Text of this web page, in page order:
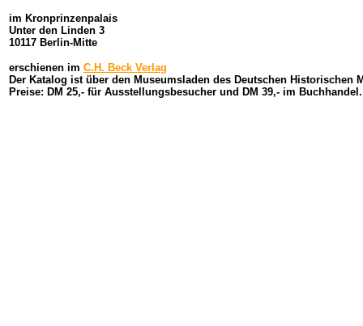
im Kronprinzenpalais
Unter den Linden 3
10117 Berlin-Mitte
erschienen im C.H. Beck Verlag
Der Katalog ist über den Museumsladen des Deutschen
Preise: DM 25,- für Ausstellungsbesucher und DM 39,- im Buchhandel.